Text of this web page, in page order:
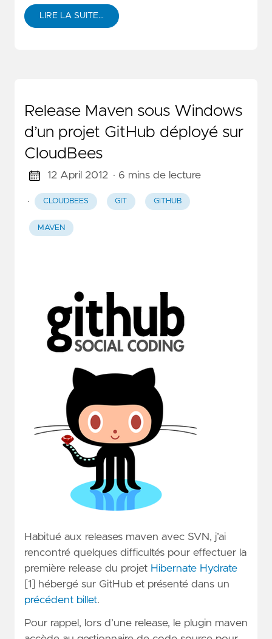
LIRE LA SUITE…
Release Maven sous Windows
d’un projet GitHub déployé sur
CloudBees
12 April 2012 · 6 mins de lecture
· CLOUDBEES GIT GITHUB
MAVEN
Habitué aux releases maven avec SVN, j’ai
rencontré quelques difficultés pour effectuer la
première release du projet Hibernate Hydrate
[1] hébergé sur GitHub et présenté dans un
précédent billet.
Pour rappel, lors d’une release, le plugin maven